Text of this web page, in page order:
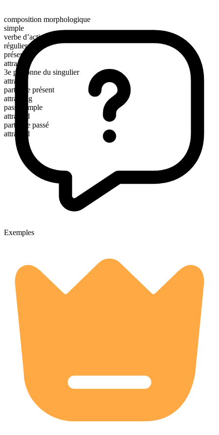
composition morphologique
simple
verbe d’action
régulier
présent
attract
3e personne du singulier
attracts
participe présent
attracting
passé simple
attracted
participe passé
attracted
Exemples